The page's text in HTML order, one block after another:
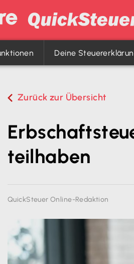
Deine
Zurück zur Übersicht
teilhaben
QuickSteuer Online-Redaktion